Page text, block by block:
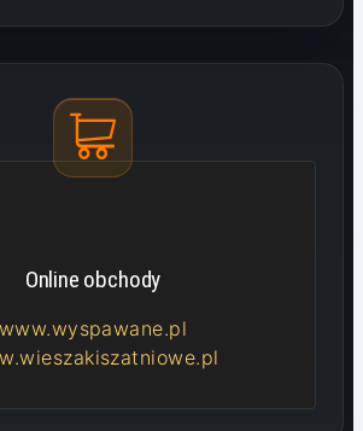
Online obchody
www.wyspawane.pl